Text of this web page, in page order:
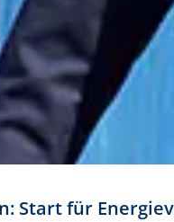
Start für